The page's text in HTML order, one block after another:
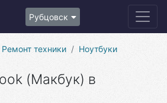
Рубцовск
Ремонт техники
Ноутбуки
(Макбук) в